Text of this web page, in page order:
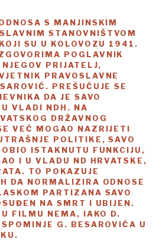
S MANJINSKIM
STANOVNIŠTVOM
SU U KOLOVOZU 1941.
POGLAVNIK
PRIJATELJ,
PRAVOSLAVNE
PREŠUĆUJE SE
DA JE SAVO
VLADI NDH. NA
DRŽAVNOG
VEĆ MOGAO NAZRIJETI
POLITIKE, SAVO
ISTAKNUTU FUNKCIJU,
I U VLADU ND HRVATSKE,
TO POKAZUJE
DA NORMALIZIRA ODNOSE
PARTIZANA SAVO
NA SMRT I UBIJEN.
FILMU NEMA, IAKO D.
G. BESAROVIĆA U